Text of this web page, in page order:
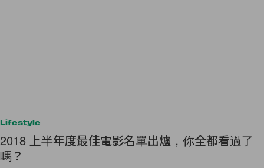
Lifestyle
2018 上半年度最佳電影名單出爐，你全都看過了
嗎？